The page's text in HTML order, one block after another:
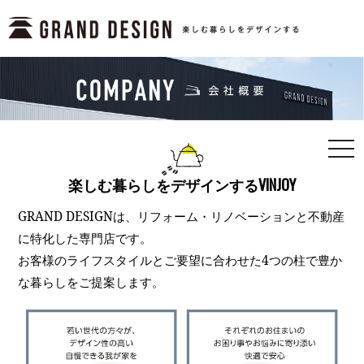
楽しむ暮らしをデザインするVINJOY
GRAND DESIGNは、リフォーム・リノベーションと不動産
に特化した専門店です。
お客様のライフスタイルとご要望に合わせた4つの柱で豊か
な暮らしをご提案します。